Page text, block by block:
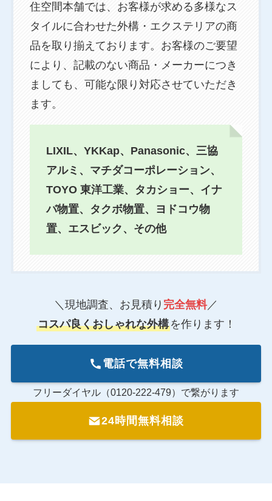
住空間本舗では、お客様が求める多様なス
タイルに合わせた外構・エクステリアの商
品を取り揃えております。お客様のご要望
により、記載のない商品・メーカーにつき
ましても、可能な限り対応させていただき
ます。
LIXIL、YKKap、Panasonic、三協
アルミ、マチダコーポレーション、
TOYO 東洋工業、タカショー、イナ
バ物置、タクボ物置、ヨドコウ物
置、エスビック、その他
＼現地調査、お見積り 完全無料／
コスパ良くおしゃれな外構 を作ります！
電話で無料相談
フリーダイヤル（0120-222-479）で繋がります
24時間無料相談